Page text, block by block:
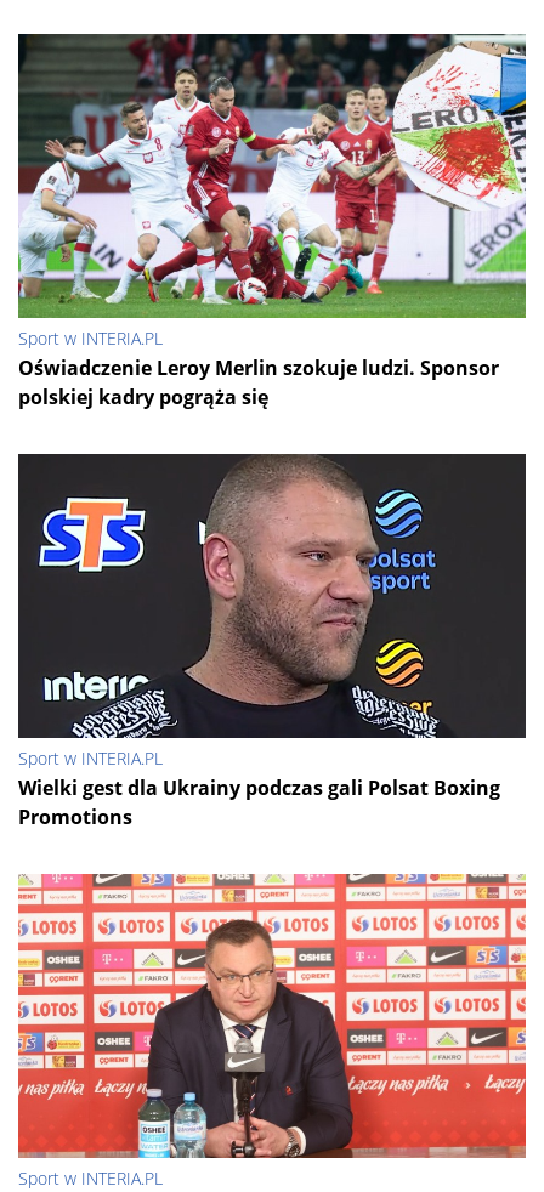
Sport w INTERIA.PL
Oświadczenie Leroy Merlin szokuje ludzi. Sponsor
polskiej kadry pogrąża się
Sport w INTERIA.PL
Wielki gest dla Ukrainy podczas gali Polsat Boxing
Promotions
Sport w INTERIA.PL